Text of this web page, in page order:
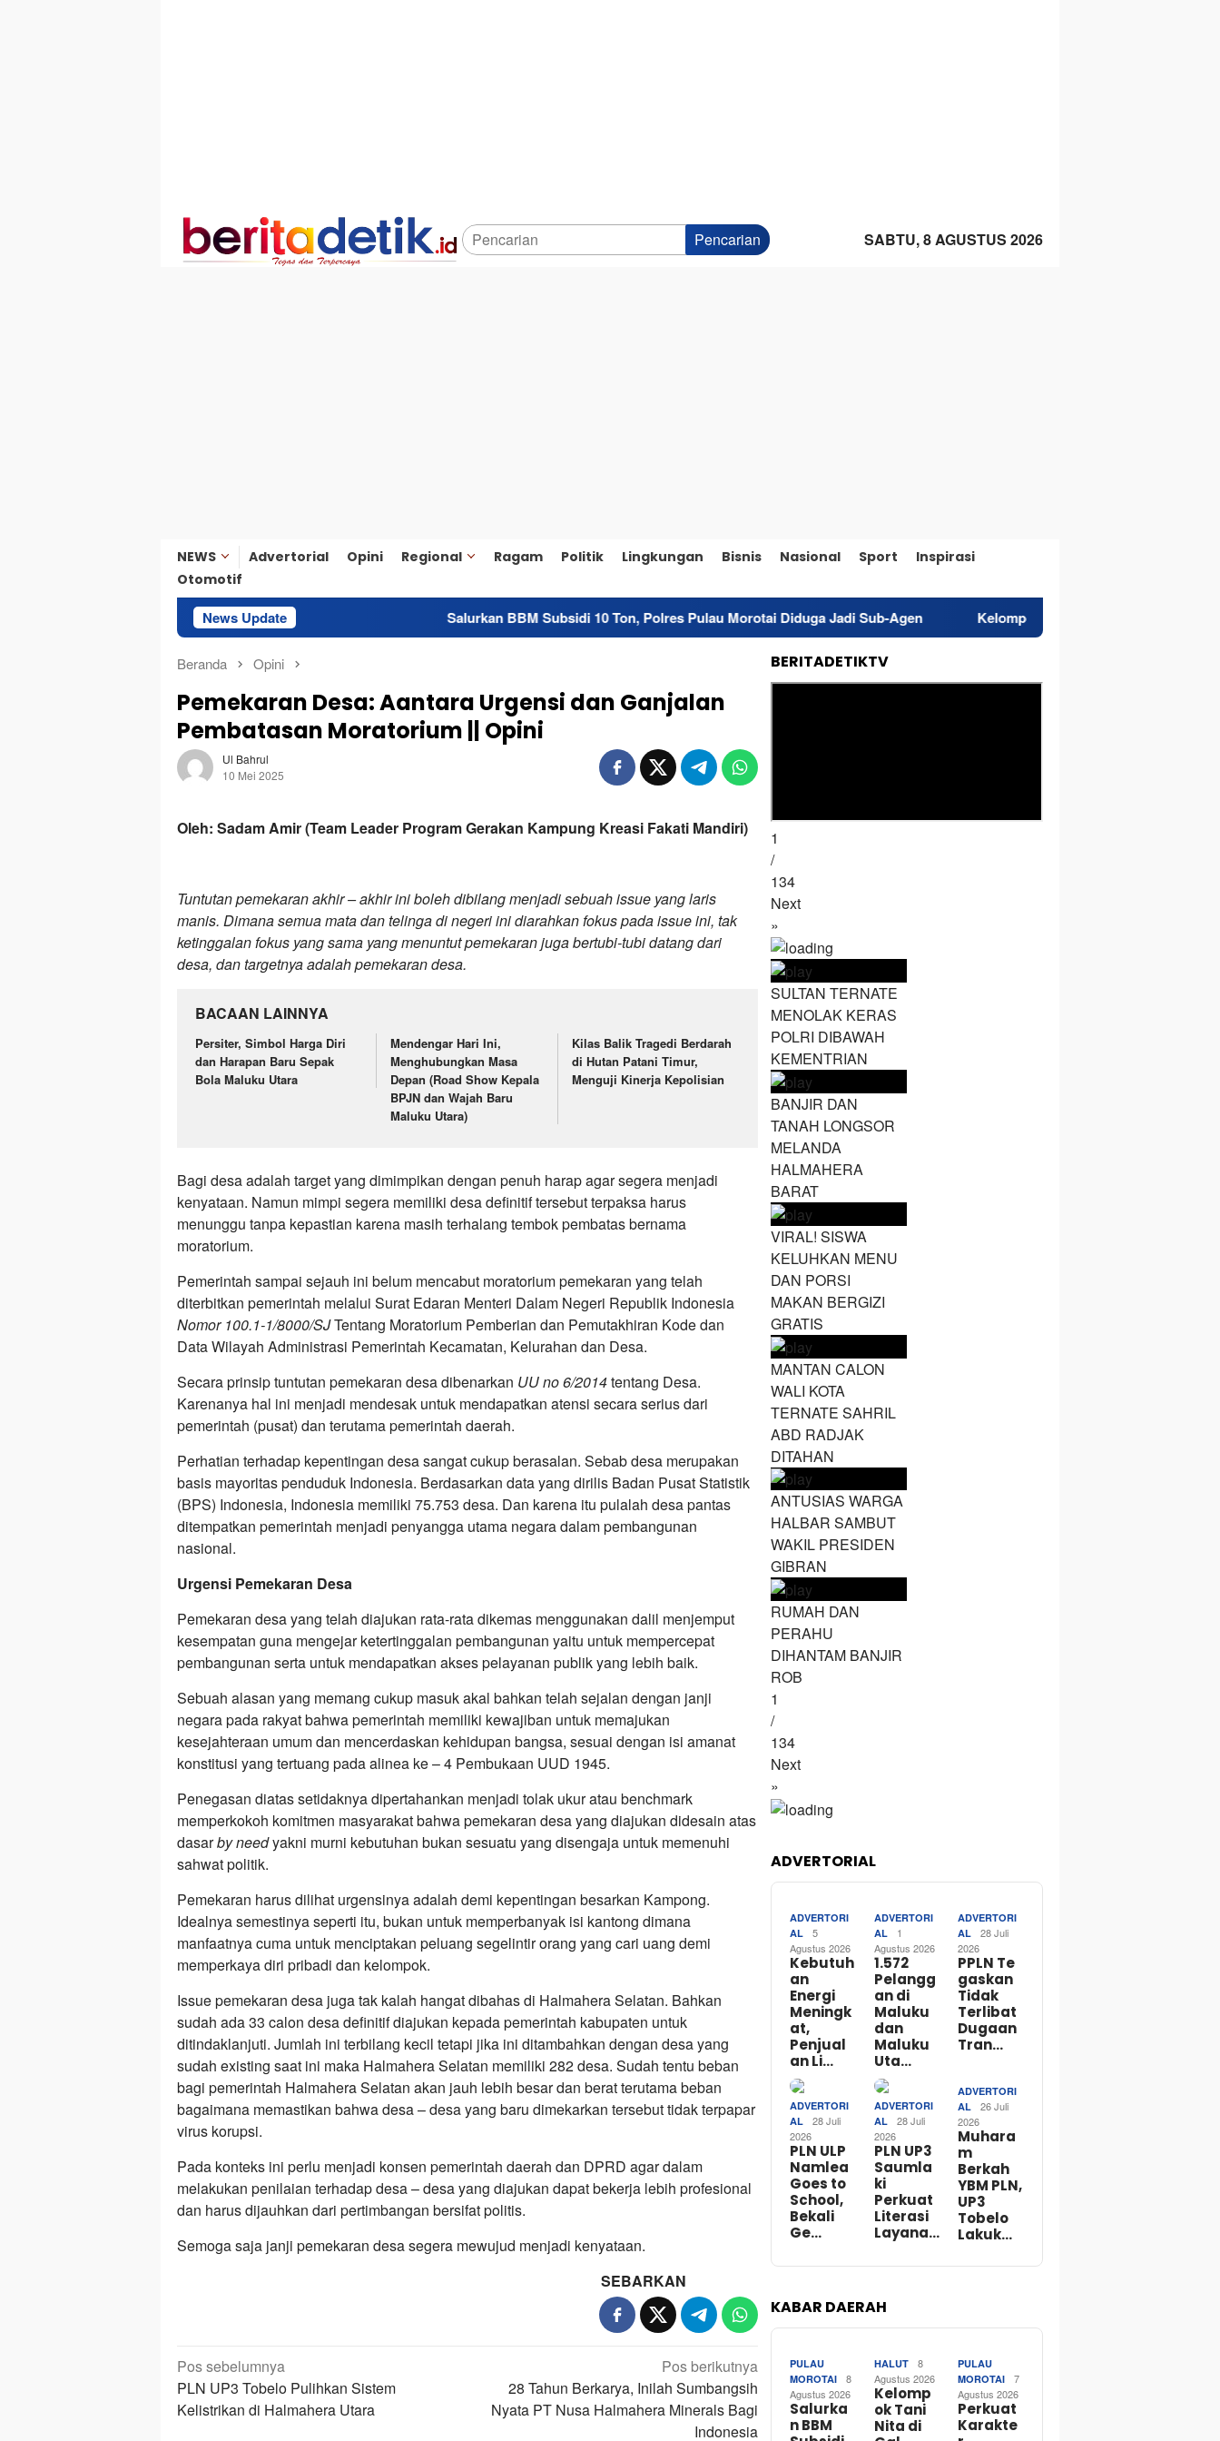
Pencarian SABTU, 8 AGUSTUS 2026
NEWS Advertorial Opini Regional Ragam Politik Lingkungan Bisnis Nasional Sport
Inspirasi
Otomotif
News Update Salurkan BBM Subsidi 10 Ton, Polres Pulau Morotai Diduga Jadi Sub-Agen Kelompok Tani Nita di Galela Barat Terima Traktor
Beranda Opini
Pemekaran Desa: Aantara Urgensi dan Ganjalan
Pembatasan Moratorium || Opini
Ul Bahrul
10 Mei 2025
Oleh: Sadam Amir (Team Leader Program Gerakan Kampung Kreasi Fakati Mandiri)
Tuntutan pemekaran akhir – akhir ini boleh dibilang menjadi sebuah issue yang laris
manis. Dimana semua mata dan telinga di negeri ini diarahkan fokus pada issue ini, tak
ketinggalan fokus yang sama yang menuntut pemekaran juga bertubi-tubi datang dari
desa, dan targetnya adalah pemekaran desa.
BACAAN LAINNYA
Persiter, Simbol Harga Diri
dan Harapan Baru Sepak
Bola Maluku Utara
Mendengar Hari Ini,
Menghubungkan Masa
Depan (Road Show Kepala
BPJN dan Wajah Baru
Maluku Utara)
Kilas Balik Tragedi Berdarah
di Hutan Patani Timur,
Menguji Kinerja Kepolisian
Bagi desa adalah target yang dimimpikan dengan penuh harap agar segera menjadi
kenyataan. Namun mimpi segera memiliki desa definitif tersebut terpaksa harus
menunggu tanpa kepastian karena masih terhalang tembok pembatas bernama
moratorium.
Pemerintah sampai sejauh ini belum mencabut moratorium pemekaran yang telah
diterbitkan pemerintah melalui Surat Edaran Menteri Dalam Negeri Republik Indonesia
Nomor 100.1-1/8000/SJTentang Moratorium Pemberian dan Pemutakhiran Kode dan
Data Wilayah Administrasi Pemerintah Kecamatan, Kelurahan dan Desa.
Secara prinsip tuntutan pemekaran desa dibenarkan UU no 6/2014tentang Desa.
Karenanya hal ini menjadi mendesak untuk mendapatkan atensi secara serius dari
pemerintah (pusat) dan terutama pemerintah daerah.
Perhatian terhadap kepentingan desa sangat cukup berasalan. Sebab desa merupakan
basis mayoritas penduduk Indonesia. Berdasarkan data yang dirilis Badan Pusat Statistik
(BPS) Indonesia, Indonesia memiliki 75.753 desa. Dan karena itu pulalah desa pantas
ditempatkan pemerintah menjadi penyangga utama negara dalam pembangunan
nasional.
Urgensi Pemekaran Desa
Pemekaran desa yang telah diajukan rata-rata dikemas menggunakan dalil menjemput
kesempatan guna mengejar ketertinggalan pembangunan yaitu untuk mempercepat
pembangunan serta untuk mendapatkan akses pelayanan publik yang lebih baik.
Sebuah alasan yang memang cukup masuk akal bahkan telah sejalan dengan janji
negara pada rakyat bahwa pemerintah memiliki kewajiban untuk memajukan
kesejahteraan umum dan mencerdaskan kehidupan bangsa, sesuai dengan isi amanat
konstitusi yang tertuang pada alinea ke – 4 Pembukaan UUD 1945.
Penegasan diatas setidaknya dipertahankan menjadi tolak ukur atau benchmark
memperkokoh komitmen masyarakat bahwa pemekaran desa yang diajukan didesain atas
dasarby needyakni murni kebutuhan bukan sesuatu yang disengaja untuk memenuhi
sahwat politik.
Pemekaran harus dilihat urgensinya adalah demi kepentingan besarkan Kampong.
Idealnya semestinya seperti itu, bukan untuk memperbanyak isi kantong dimana
manfaatnya cuma untuk menciptakan peluang segelintir orang yang cari uang demi
memperkaya diri pribadi dan kelompok.
Issue pemekaran desa juga tak kalah hangat dibahas di Halmahera Selatan. Bahkan
sudah ada 33 calon desa definitif diajukan kepada pemerintah kabupaten untuk
ditindaklanjuti. Jumlah ini terbilang kecil tetapi jika ini ditambahkan dengan desa yang
sudah existing saat ini maka Halmahera Selatan memiliki 282 desa. Sudah tentu beban
bagi pemerintah Halmahera Selatan akan jauh lebih besar dan berat terutama beban
bagaimana memastikan bahwa desa – desa yang baru dimekarkan tersebut tidak terpapar
virus korupsi.
Pada konteks ini perlu menjadi konsen pemerintah daerah dan DPRD agar dalam
melakukan penilaian terhadap desa – desa yang diajukan dapat bekerja lebih profesional
dan harus dijauhkan dari pertimbangan bersifat politis.
Semoga saja janji pemekaran desa segera mewujud menjadi kenyataan.
SEBARKAN
Navigasi
pos
Pos sebelumnya
PLN UP3 Tobelo Pulihkan Sistem
Kelistrikan di Halmahera Utara
Pos berikutnya
28 Tahun Berkarya, Inilah Sumbangsih
Nyata PT Nusa Halmahera Minerals Bagi
Indonesia
BERITADETIKTV
1
/
134
Next
»
SULTAN TERNATE
MENOLAK KERAS
POLRI DIBAWAH
KEMENTRIAN
BANJIR DAN
TANAH LONGSOR
MELANDA
HALMAHERA
BARAT
VIRAL! SISWA
KELUHKAN MENU
DAN PORSI
MAKAN BERGIZI
GRATIS
MANTAN CALON
WALI KOTA
TERNATE SAHRIL
ABD RADJAK
DITAHAN
ANTUSIAS WARGA
HALBAR SAMBUT
WAKIL PRESIDEN
GIBRAN
RUMAH DAN
PERAHU
DIHANTAM BANJIR
ROB
1
/
134
Next
»
ADVERTORIAL
ADVERTORI
AL
5
Agustus 2026
Kebutuh
an
Energi
Meningk
at,
Penjual
an Li…
ADVERTORI
AL
1
Agustus 2026
1.572
Pelangg
an di
Maluku
dan
Maluku
Uta…
ADVERTORI
AL
28 Juli
2026
PPLN Te
gaskan
Tidak
Terlibat
Dugaan
Tran…
ADVERTORI
AL
28 Juli
2026
PLN ULP
Namlea
Goes to
School,
Bekali
Ge…
ADVERTORI
AL
28 Juli
2026
PLN UP3
Saumla
ki
Perkuat
Literasi
Layana…
ADVERTORI
AL
26 Juli
2026
Muhara
m
Berkah
YBM PLN,
UP3
Tobelo
Lakuk…
KABAR DAERAH
PULAU
MOROTAI
8
Agustus 2026
Salurka
n BBM
HALUT
8
Agustus 2026
Kelomp
ok Tani
Nita di
PULAU
MOROTAI
7
Agustus 2026
Perkuat
Karakte